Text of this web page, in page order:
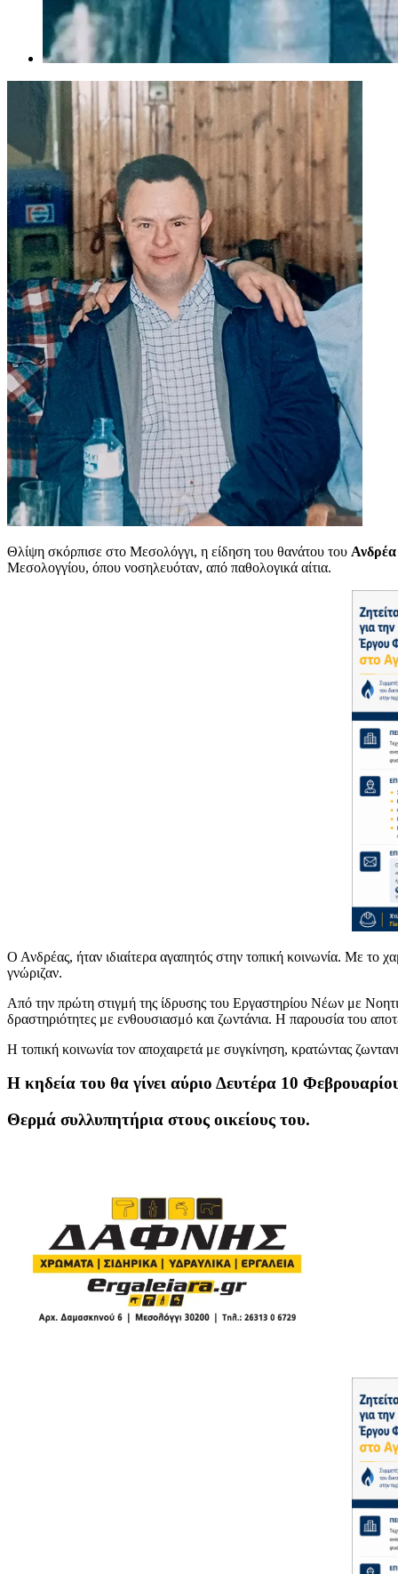
Θλίψη σκόρπισε στο Μεσολόγγι, η είδηση του θανάτου του
Μεσολογγίου, όπου νοσηλευόταν, από παθολογικά αίτια.
Ο Ανδρέας, ήταν ιδιαίτερα αγαπητός στην τοπική κοινωνία. Με το
γνώριζαν.
Από την πρώτη στιγμή της ίδρυσης του Εργαστηρίου Νέων με
δραστηριότητες με ενθουσιασμό και ζωντάνια. Η παρουσία του
Η τοπική κοινωνία τον αποχαιρετά με συγκίνηση, κρατώντας
Η κηδεία του θα γίνει αύριο Δευτέρα 10
Θερμά συλλυπητήρια στους οικείους του.